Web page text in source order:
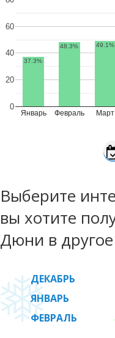
Январь Февраль Март
0
20
40
60
37.3%
48.3% 49.1%
Выберите
вы хотите
Дюни в
ДЕКАБРЬ
ЯНВАРЬ
ФЕВРАЛЬ